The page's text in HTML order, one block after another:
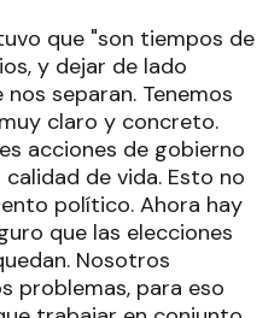
que "son tiempos de
y dejar de lado
separan. Tenemos
claro y concreto.
acciones de gobierno
de vida. Esto no
político. Ahora hay
que las elecciones
Nosotros
problemas, para eso